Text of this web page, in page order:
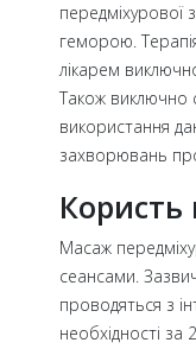
передміхурової
геморою.
лікарем
Також виключно
використання
захворювань
Масаж
сеансами.
проводяться з
необхідності